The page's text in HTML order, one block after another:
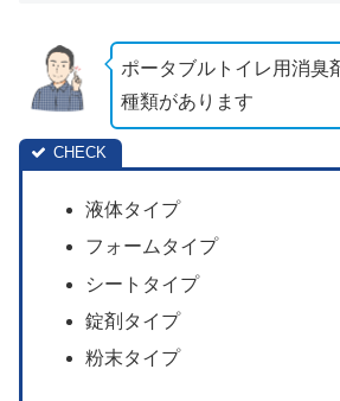
ポータブルトイレ用消臭
種類があります
液体タイプ
フォームタイプ
シートタイプ
錠剤タイプ
粉末タイプ